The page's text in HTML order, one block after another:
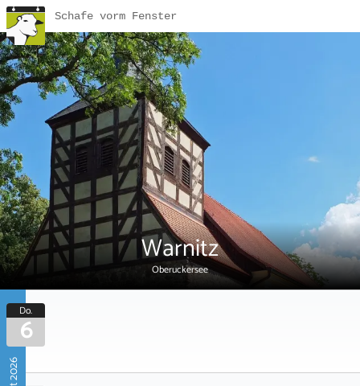
Schafe vorm Fenster
Warnitz
Oberuckersee
Do.
6